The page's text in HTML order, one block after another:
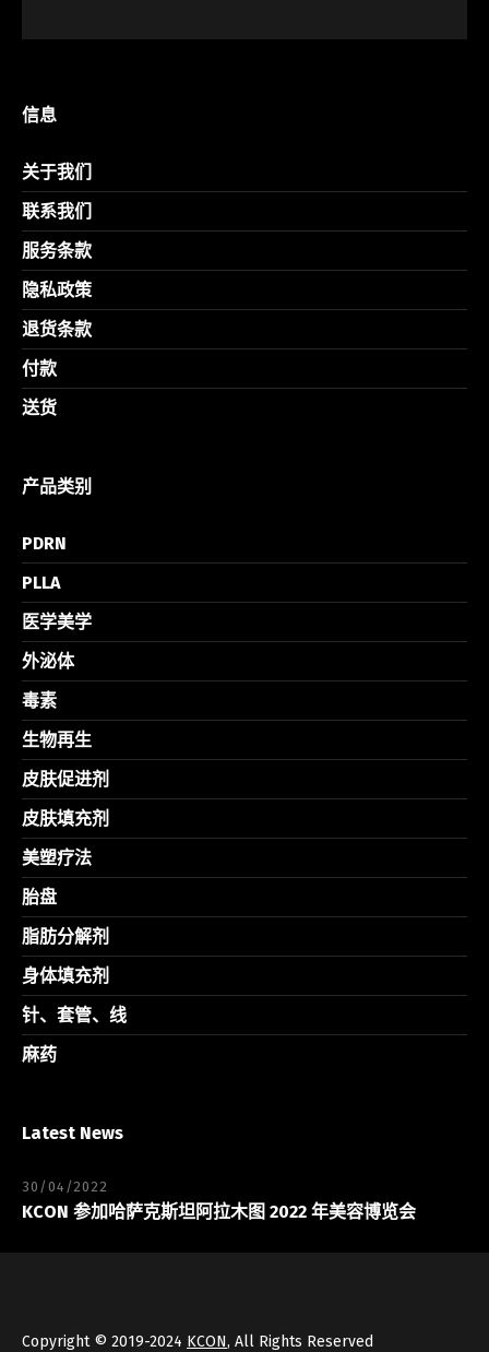
信息
关于我们
联系我们
服务条款
隐私政策
退货条款
付款
送货
产品类别
PDRN
PLLA
医学美学
外泌体
毒素
生物再生
皮肤促进剂
皮肤填充剂
美塑疗法
胎盘
脂肪分解剂
身体填充剂
针、套管、线
麻药
Latest News
30/04/2022
KCON 参加哈萨克斯坦阿拉木图 2022 年美容博览会
Copyright © 2019-2024 KCON, All Rights Reserved